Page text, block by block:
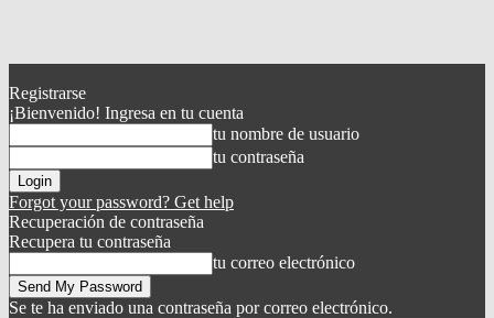
Registrarse
¡Bienvenido! Ingresa en tu cuenta
tu nombre de usuario
tu contraseña
Forgot your password? Get help
Recuperación de contraseña
Recupera tu contraseña
tu correo electrónico
Se te ha enviado una contraseña por correo electrónico.